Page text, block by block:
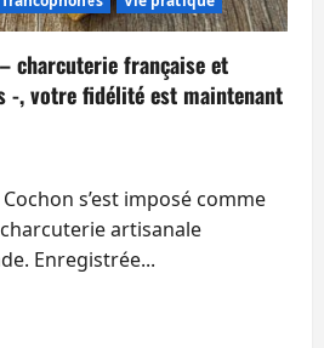
charcuterie française et
-, votre fidélité est maintenant
s’est imposé comme
artisanale
Enregistrée...